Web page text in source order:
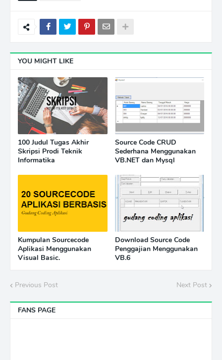
YOU MIGHT LIKE
100 Judul Tugas Akhir
Skripsi Prodi Teknik
Informatika
Source Code CRUD
Sederhana Menggunakan
VB.NET dan Mysql
Kumpulan Sourcecode
Aplikasi Menggunakan
Visual Basic.
Download Source Code
Penggajian Menggunakan
VB.6
Previous Post Next Post
FANS PAGE